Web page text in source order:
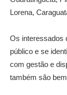
Lorena,
Os interessados
público e se
com gestão e
também são